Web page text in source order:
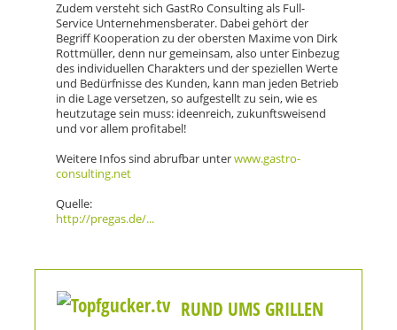
Zudem versteht sich GastRo Consulting als Full-
Service Unternehmensberater. Dabei gehört der
Begriff Kooperation zu der obersten Maxime von Dirk
Rottmüller, denn nur gemeinsam, also unter Einbezug
des individuellen Charakters und der speziellen Werte
und Bedürfnisse des Kunden, kann man jeden Betrieb
in die Lage versetzen, so aufgestellt zu sein, wie es
heutzutage sein muss: ideenreich, zukunftsweisend
und vor allem profitabel!
Weitere Infos sind abrufbar unterwww.gastro-
consulting.net
Quelle:
http://pregas.de/...
RUND UMS GRILLEN